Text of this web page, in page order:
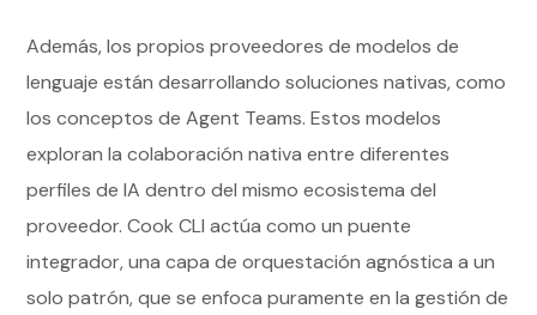
Además, los propios proveedores de modelos de
lenguaje están desarrollando soluciones nativas, como
los conceptos de Agent Teams. Estos modelos
exploran la colaboración nativa entre diferentes
perfiles de IA dentro del mismo ecosistema del
proveedor. Cook CLI actúa como un puente
integrador, una capa de orquestación agnóstica a un
solo patrón, que se enfoca puramente en la gestión de